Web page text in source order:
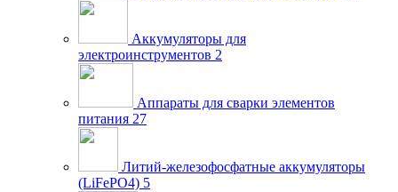
Аккумуляторы для
электроинструментов 2
Аппараты для сварки элементов
питания 27
Литий-железофосфатные аккумуляторы
(LiFePO4) 5